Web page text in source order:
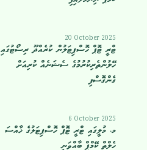
20 October 2025
ޓްރީ ޓޮޕް ހޮސްޕިޓަލުން ކުރެއްދޫ ރިސޯޓުގައި
ހޭލުންތެރިކުރުމުގެ ސެޝަނެއް ކުރިއަށް
ގެންގޮސްފި
6 October 2025
މ. މުލީގައި ޓްރީ ޓޮޕް ހޮސްޕިޓަލުގެ ޚާއްސަ
ހެލްތް ކޭމްޕް ބާއްވަނީ